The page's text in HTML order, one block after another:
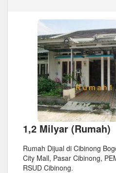
1,2 Milyar (Rumah)
Rumah Dijual di Cibinong
City Mall, Pasar Cibinong,
RSUD Cibinong.